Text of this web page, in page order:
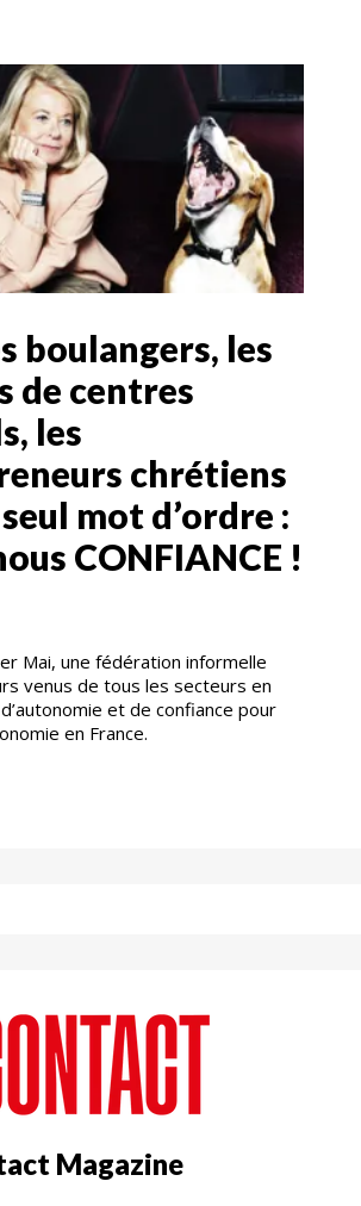
boulangers, les
de centres
les
chrétiens
mot d’ordre :
CONFIANCE !
Mai, une fédération informelle
venus de tous les secteurs en
et de confiance pour
en France.
Magazine